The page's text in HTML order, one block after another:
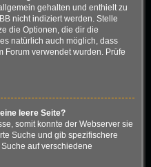
gehalten und enthielt zu
nicht indiziert werden. Stelle
die Optionen, die dir die
natürlich auch möglich, dass
Forum verwendet wurden. Prüfe
leere Seite?
somit konnte der Webserver sie
Suche und gib spezifischere
auf verschiedene